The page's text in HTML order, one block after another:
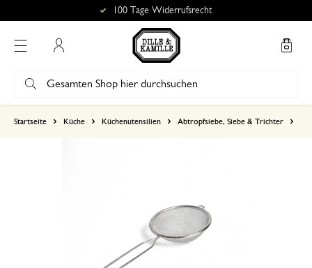
100 Tage Widerrufsrecht
Startseite Küche Küchenutensilien Abtropfsiebe, Siebe & Trichter